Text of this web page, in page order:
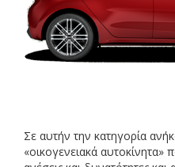
Σε αυτήν την κατηγορία
«οικογενειακά αυτοκίνητα»